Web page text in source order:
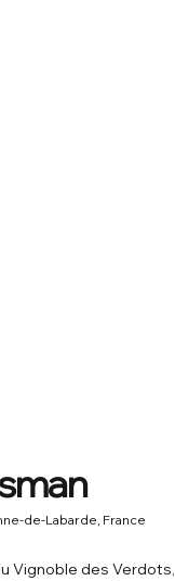
de-Labarde, France
Vignoble des Verdots,